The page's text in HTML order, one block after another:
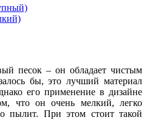
песок – он обладает чистым
бы, это лучший материал
его применение в дизайне
что он очень мелкий, легко
пылит. При этом стоит такой